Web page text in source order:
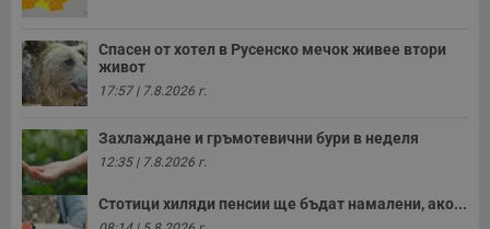
Спасен от хотел в Русенско мечок живее втори
живот
17:57 | 7.8.2026 г.
Захлаждане и гръмотевични бури в неделя
12:35 | 7.8.2026 г.
Стотици хиляди пенсии ще бъдат намалени, ако...